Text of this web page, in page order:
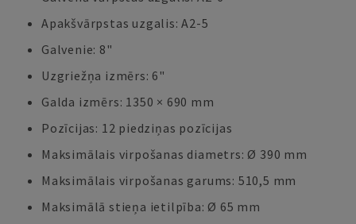
Apakšvārpstas uzgalis: A2-5
Galvenie: 8"
Uzgriežņa izmērs: 6"
Galda izmērs: 1350 × 690 mm
Pozīcijas: 12 piedziņas pozīcijas
Maksimālais virpošanas diametrs: Ø 390 mm
Maksimālais virpošanas garums: 510,5 mm
Maksimālā stieņa ietilpība: Ø 65 mm